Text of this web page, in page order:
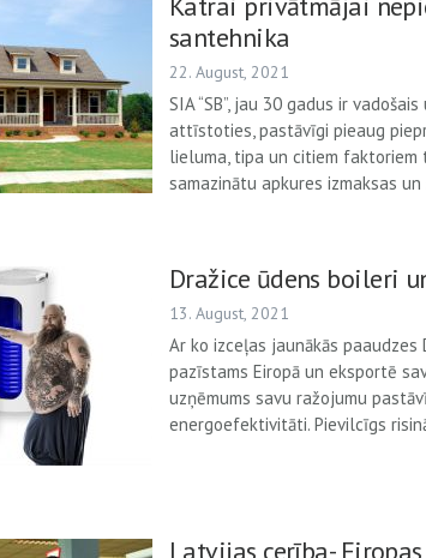
santehnika
22. August, 2021
SIA “SB”, jau 30 gadus ir
attīstoties, pastāvīgi pieaug
lieluma, tipa un citiem faktoriem
samazinātu apkures izmaksas
Dražice ūdens boileri
13. August, 2021
Ar ko izceļas jaunākās
pazīstams Eiropā un eksportē
uzņēmums savu ražojumu
energoefektivitāti. Pievilcīgs
Latvijas cerība-